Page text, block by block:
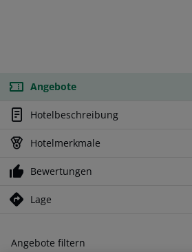
Angebote
Hotelbeschreibung
Hotelmerkmale
Bewertungen
Lage
Angebote filtern